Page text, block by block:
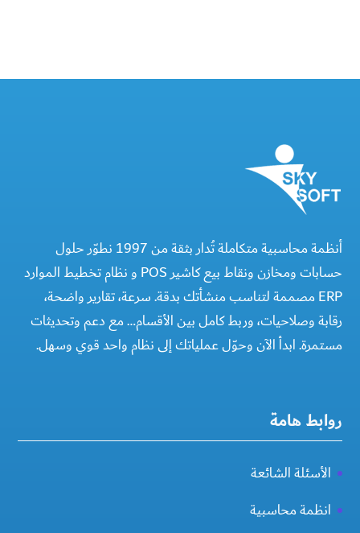
أنظمة محاسبية متكاملة تُدار بثقة من 1997 نطوّر حلول
حسابات ومخازن ونقاط بيع كاشير POS و نظام تخطيط الموارد
ERP مصممة لتناسب منشأتك بدقة. سرعة، تقارير واضحة،
رقابة وصلاحيات، وربط كامل بين الأقسام… مع دعم وتحديثات
مستمرة. ابدأ الآن وحوّل عملياتك إلى نظام واحد قوي وسهل.
روابط هامة
الأسئلة الشائعة
انظمة محاسبية